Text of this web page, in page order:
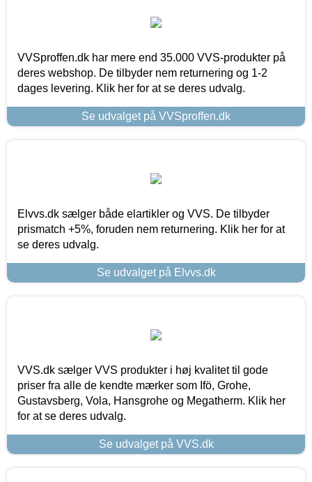
VVSproffen.dk har mere end 35.000 VVS-produkter på
deres webshop. De tilbyder nem returnering og 1-2
dages levering. Klik her for at se deres udvalg.
Se udvalget på VVSproffen.dk
Elvvs.dk sælger både elartikler og VVS. De tilbyder
prismatch +5%, foruden nem returnering. Klik her for at
se deres udvalg.
Se udvalget på Elvvs.dk
VVS.dk sælger VVS produkter i høj kvalitet til gode
priser fra alle de kendte mærker som Ifö, Grohe,
Gustavsberg, Vola, Hansgrohe og Megatherm. Klik her
for at se deres udvalg.
Se udvalget på VVS.dk